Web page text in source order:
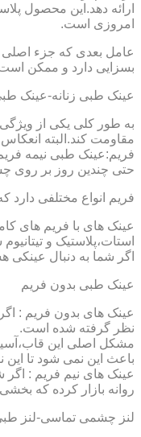
ارائه دهد.این محصول
امروزی است.
بسزایی دارد و ممکن است
عینک طبی زنانه-عینک
به طور کلی یکی از
مقاومت کند.البته
فریم:عینک طبی نیمه
حتی چندین روز بر روی
فریم انواع مختلفی دارد
استات،پلاستیک و
اگر شما به دنبال عینکی
عینک طبی بدون فریم
عینک های بدون فریم :
نظر گرفته شده است.
مشکل اصلی این
باعث این نمی شود تا
عینک های نیم فریم : اگر
روانه بازار کرده که
لنز چشمی تماسی-لنز